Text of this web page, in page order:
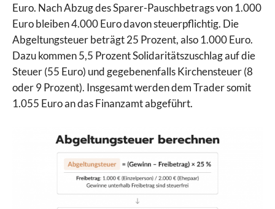
Euro. Nach Abzug des Sparer-Pauschbetrags von 1.000
Euro bleiben 4.000 Euro davon steuerpflichtig. Die
Abgeltungsteuer beträgt 25 Prozent, also 1.000 Euro.
Dazu kommen 5,5 Prozent Solidaritätszuschlag auf die
Steuer (55 Euro) und gegebenenfalls Kirchensteuer (8
oder 9 Prozent). Insgesamt werden dem Trader somit
1.055 Euro an das Finanzamt abgeführt.